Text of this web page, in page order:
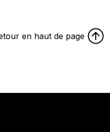
en haut de page